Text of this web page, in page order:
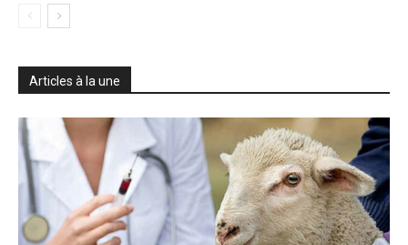
Articles à la une